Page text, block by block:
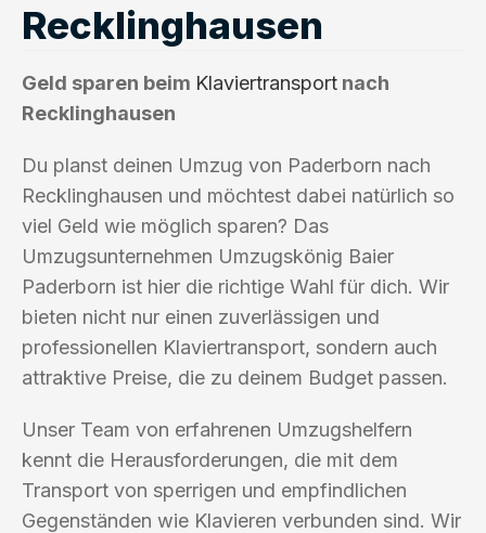
Recklinghausen
Geld sparen beim Klaviertransport nach
Recklinghausen
Du planst deinen Umzug von Paderborn nach
Recklinghausen und möchtest dabei natürlich so
viel Geld wie möglich sparen? Das
Umzugsunternehmen Umzugskönig Baier
Paderborn ist hier die richtige Wahl für dich. Wir
bieten nicht nur einen zuverlässigen und
professionellen Klaviertransport, sondern auch
attraktive Preise, die zu deinem Budget passen.
Unser Team von erfahrenen Umzugshelfern
kennt die Herausforderungen, die mit dem
Transport von sperrigen und empfindlichen
Gegenständen wie Klavieren verbunden sind. Wir